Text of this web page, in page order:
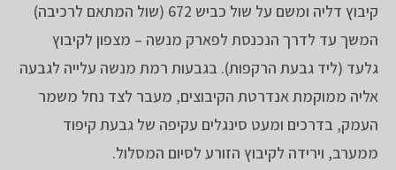
קיבוץ דליה ומשם על שול כביש 672 (שול המתאם לרכיבה)
המשך עד לדרך הנכנסת לפארק מנשה – מצפון לקיבוץ
גלעד (ליד גבעת הרקפות). בגבעות רמת מנשה עלייה לגבעה
אליה ממוקמת אנדרטת הקיבוצים, מעבר לצד נחל משמר
העמק, בדרכים ומעט סינגלים עקיפה של גבעת קיפוד
ממערב, וירידה לקיבוץ הזורע לסיום המסלול.